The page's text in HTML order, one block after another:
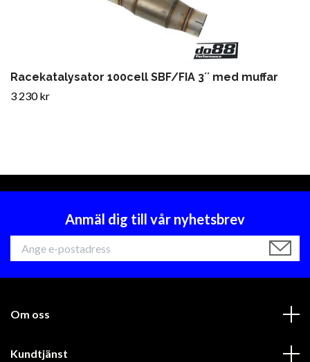
Racekatalysator 100cell SBF/FIA 3´´ med muffar
3 230 kr
Anmäl dig till vår nyhetsbrev
Om oss
Kundtjänst